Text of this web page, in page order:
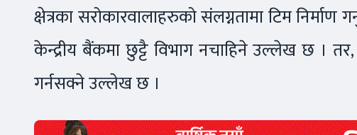
क्षेत्रका सरोकारवालाहरुको संलग्नतामा टिम
केन्द्रीय बैंकमा छुट्टै विभाग नचाहिने उल्लेख छ ।
गर्नसक्ने उल्लेख छ ।